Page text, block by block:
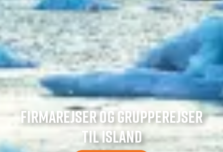
FIRMAREJSER OG GRUPPEREJSER
TIL ISLAND